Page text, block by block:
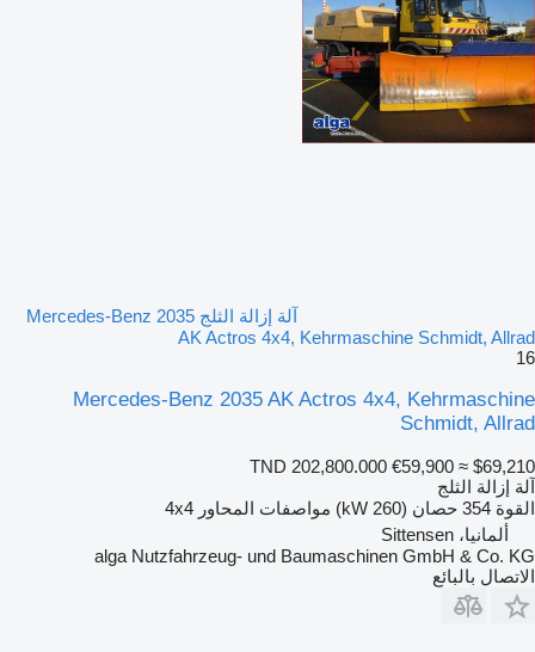
آلة إزالة الثلج Mercedes-Benz 2035
AK Actros 4x4, Kehrmaschine Schmidt, Allrad
16
Mercedes-Benz 2035 AK Actros 4x4, Kehrmaschine
Schmidt, Allrad
TND 202,800.000 €59,900 ≈ $69,210
آلة إزالة الثلج
القوة 354 حصان (260 kW) مواصفات المحاور 4x4
ألمانيا، Sittensen
alga Nutzfahrzeug- und Baumaschinen GmbH & Co. KG
الاتصال بالبائع